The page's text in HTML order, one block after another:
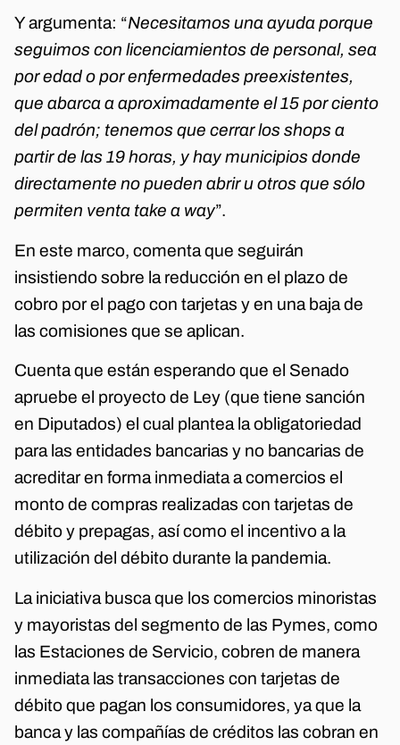
Y argumenta: “Necesitamos una ayuda porque
seguimos con licenciamientos de personal, sea
por edad o por enfermedades preexistentes,
que abarca a aproximadamente el 15 por ciento
del padrón; tenemos que cerrar los shops a
partir de las 19 horas, y hay municipios donde
directamente no pueden abrir u otros que sólo
permiten venta take a way”.
En este marco, comenta que seguirán
insistiendo sobre la reducción en el plazo de
cobro por el pago con tarjetas y en una baja de
las comisiones que se aplican.
Cuenta que están esperando que el Senado
apruebe el proyecto de Ley (que tiene sanción
en Diputados) el cual plantea la obligatoriedad
para las entidades bancarias y no bancarias de
acreditar en forma inmediata a comercios el
monto de compras realizadas con tarjetas de
débito y prepagas, así como el incentivo a la
utilización del débito durante la pandemia.
La iniciativa busca que los comercios minoristas
y mayoristas del segmento de las Pymes, como
las Estaciones de Servicio, cobren de manera
inmediata las transacciones con tarjetas de
débito que pagan los consumidores, ya que la
banca y las compañías de créditos las cobran en